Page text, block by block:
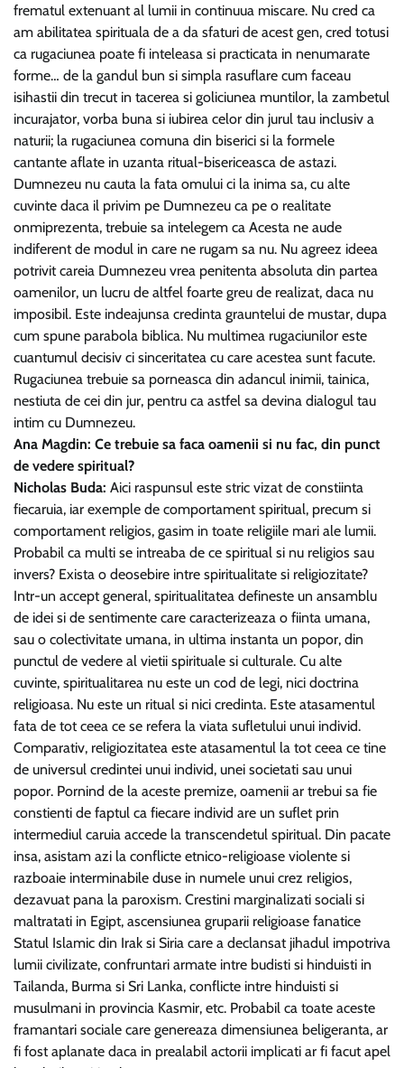
frematul extenuant al lumii in continuua miscare. Nu cred ca
am abilitatea spirituala de a da sfaturi de acest gen, cred totusi
ca rugaciunea poate fi inteleasa si practicata in nenumarate
forme… de la gandul bun si simpla rasuflare cum faceau
isihastii din trecut in tacerea si goliciunea muntilor, la zambetul
incurajator, vorba buna si iubirea celor din jurul tau inclusiv a
naturii; la rugaciunea comuna din biserici si la formele
cantante aflate in uzanta ritual-bisericeasca de astazi.
Dumnezeu nu cauta la fata omului ci la inima sa, cu alte
cuvinte daca il privim pe Dumnezeu ca pe o realitate
onmiprezenta, trebuie sa intelegem ca Acesta ne aude
indiferent de modul in care ne rugam sa nu. Nu agreez ideea
potrivit careia Dumnezeu vrea penitenta absoluta din partea
oamenilor, un lucru de altfel foarte greu de realizat, daca nu
imposibil. Este indeajunsa credinta grauntelui de mustar, dupa
cum spune parabola biblica. Nu multimea rugaciunilor este
cuantumul decisiv ci sinceritatea cu care acestea sunt facute.
Rugaciunea trebuie sa porneasca din adancul inimii, tainica,
nestiuta de cei din jur, pentru ca astfel sa devina dialogul tau
intim cu Dumnezeu.
Ana Magdin: Ce trebuie sa faca oamenii si nu fac, din punct
de vedere spiritual?
Nicholas Buda: Aici raspunsul este stric vizat de constiinta
fiecaruia, iar exemple de comportament spiritual, precum si
comportament religios, gasim in toate religiile mari ale lumii.
Probabil ca multi se intreaba de ce spiritual si nu religios sau
invers? Exista o deosebire intre spiritualitate si religiozitate?
Intr-un accept general, spiritualitatea defineste un ansamblu
de idei si de sentimente care caracterizeaza o fiinta umana,
sau o colectivitate umana, in ultima instanta un popor, din
punctul de vedere al vietii spirituale si culturale. Cu alte
cuvinte, spiritualitarea nu este un cod de legi, nici doctrina
religioasa. Nu este un ritual si nici credinta. Este atasamentul
fata de tot ceea ce se refera la viata sufletului unui individ.
Comparativ, religiozitatea este atasamentul la tot ceea ce tine
de universul credintei unui individ, unei societati sau unui
popor. Pornind de la aceste premize, oamenii ar trebui sa fie
constienti de faptul ca fiecare individ are un suflet prin
intermediul caruia accede la transcendetul spiritual. Din pacate
insa, asistam azi la conflicte etnico-religioase violente si
razboaie interminabile duse in numele unui crez religios,
dezavuat pana la paroxism. Crestini marginalizati sociali si
maltratati in Egipt, ascensiunea gruparii religioase fanatice
Statul Islamic din Irak si Siria care a declansat jihadul impotriva
lumii civilizate, confruntari armate intre budisti si hinduisti in
Tailanda, Burma si Sri Lanka, conflicte intre hinduisti si
musulmani in provincia Kasmir, etc. Probabil ca toate aceste
framantari sociale care genereaza dimensiunea beligeranta, ar
fi fost aplanate daca in prealabil actorii implicati ar fi facut apel